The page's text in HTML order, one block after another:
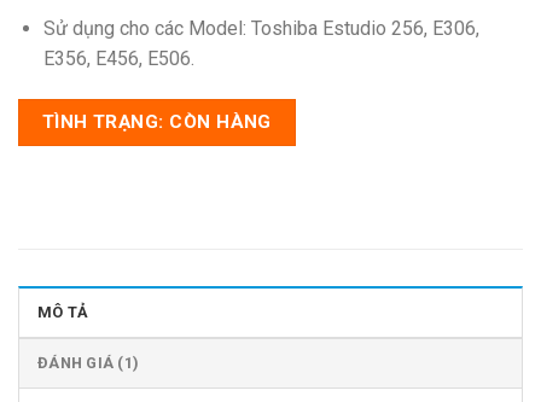
Sử dụng cho các Model: Toshiba Estudio 256, E306,
E356, E456, E506.
TÌNH TRẠNG: CÒN HÀNG
MÔ TẢ
ĐÁNH GIÁ (1)